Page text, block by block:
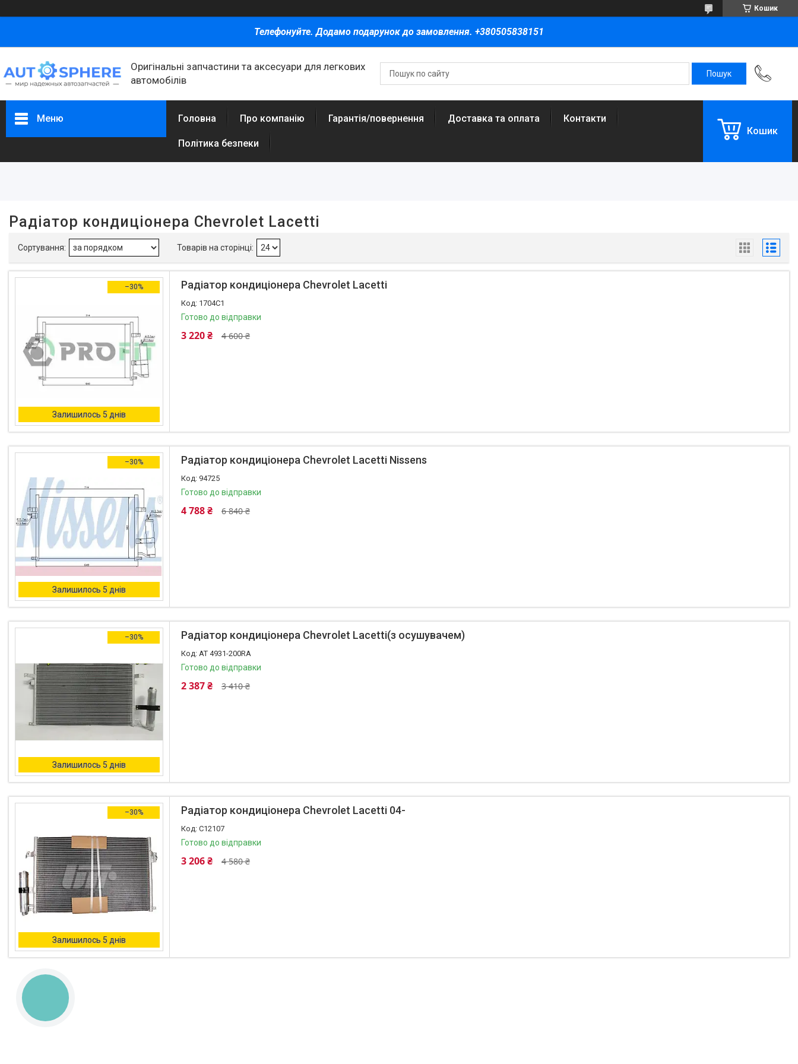
Кошик
Телефонуйте. Додамо подарунок до замовлення. +380505838151
Оригінальні запчастини та аксесуари для легкових
автомобілів
Меню
Каталог товаров
Автомобільні запчастини
Каталог Запчастин
Головна Про компанію Гарантія/повернення Доставка та оплата Контакти
Політика безпеки
Кошик
Радіатор кондиціонера Chevrolet Lacetti
–30%
Залишилось 5 днів
Радіатор кондиціонера Chevrolet Lacetti
1704C1
Готово до відправки
4 600 ₴
3 220 ₴
–30%
Залишилось 5 днів
Радіатор кондиціонера Chevrolet Lacetti Nissens
94725
Готово до відправки
6 840 ₴
4 788 ₴
–30%
Залишилось 5 днів
Радіатор кондиціонера Chevrolet Lacetti(з осушувачем)
AT 4931-200RA
Готово до відправки
3 410 ₴
2 387 ₴
–30%
Залишилось 5 днів
Радіатор кондиціонера Chevrolet Lacetti 04-
C12107
Готово до відправки
4 580 ₴
3 206 ₴